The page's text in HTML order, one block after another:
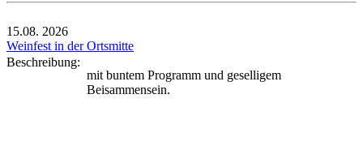
15.08. 2026
Weinfest in der Ortsmitte
Beschreibung:
mit buntem Programm und geselligem
Beisammensein.